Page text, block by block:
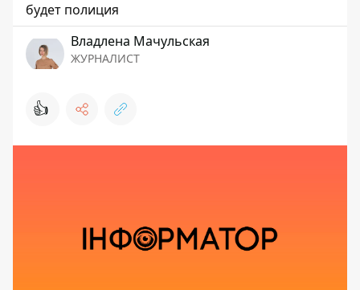
будет полиция
Владлена Мачульская
ЖУРНАЛИСТ
👍